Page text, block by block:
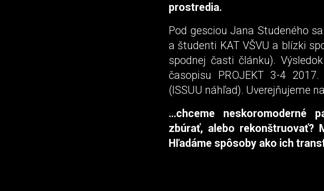
prostredia.
Pod gesciou Jana Studeného
a študenti KAT VŠVU a blízki
spodnej časti článku).
časopisu PROJEKT 3-4
(ISSUU náhľad). Uverejňujeme
…chceme neskoromoderné
zbúrať, alebo rekonštruovať?
Hľadáme spôsoby ako ich